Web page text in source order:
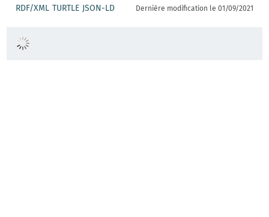
RDF/XML TURTLE JSON-LD Dernière modification le 01/09/2021